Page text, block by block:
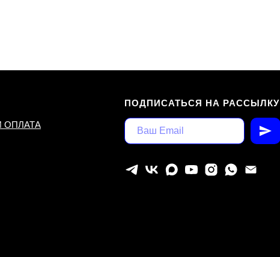
ОПЛАТА
ПОДПИСАТЬСЯ НА РАССЫЛКУ